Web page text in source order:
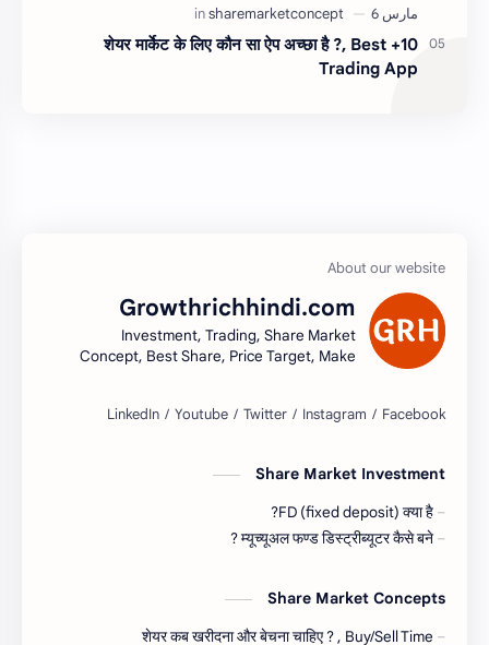
10+ शेयर मार्केट के लिए कौन सा ऐप अच्छा है ?, Best
Trading App
Growthrichhindi.com
Investment, Trading, Share Market
Concept, Best Share, Price Target, Make
Share Market Investment
FD (fixed deposit) क्या है?
म्यूच्यूअल फण्ड डिस्ट्रीब्यूटर कैसे बने ?
Share Market Concepts
शेयर कब खरीदना और बेचना चाहिए ? , Buy/Sell Time